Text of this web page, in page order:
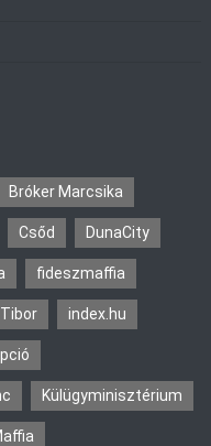
Bróker Marcsika
Csőd DunaCity
fideszmaffia
Tibor index.hu
Külügyminisztérium